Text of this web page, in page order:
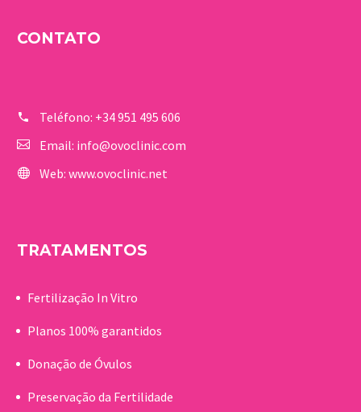
CONTATO
Teléfono: +34 951 495 606
Email: info@ovoclinic.com
Web: www.ovoclinic.net
TRATAMENTOS
Fertilização In Vitro
Planos 100% garantidos
Donação de Óvulos
Preservação da Fertilidade